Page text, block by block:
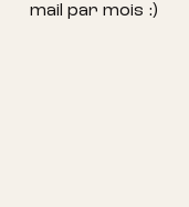
mail par mois :)